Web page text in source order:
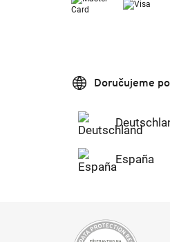
Doručujeme
España